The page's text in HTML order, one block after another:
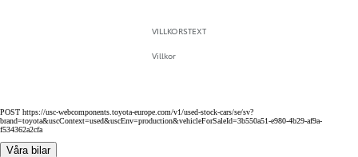
VILLKORSTEXT
Villkor
POST https://usc-webcomponents.toyota-europe.com/v1/used-stock-cars/se/sv?
brand=toyota&uscContext=used&uscEnv=production&vehicleForSaleId=3b550a51-e980-4b29-af9a-
f534362a2cfa
Våra bilar